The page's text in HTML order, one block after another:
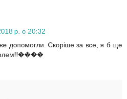
р. о 20:32
допомогли. Скоріше за все, я б ще